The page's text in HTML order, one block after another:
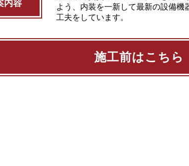
内容
よう、内装を一新して最新の設備機
工夫をしています。
施工前はこちら